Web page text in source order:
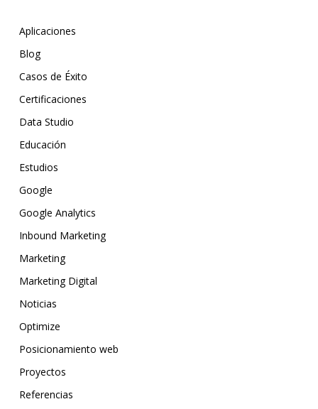
Aplicaciones
Blog
Casos de Éxito
Certificaciones
Data Studio
Educación
Estudios
Google
Google Analytics
Inbound Marketing
Marketing
Marketing Digital
Noticias
Optimize
Posicionamiento web
Proyectos
Referencias